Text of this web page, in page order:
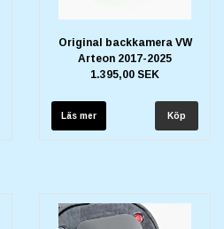
Original backkamera VW
Arteon 2017-2025
1.395,00 SEK
Läs mer